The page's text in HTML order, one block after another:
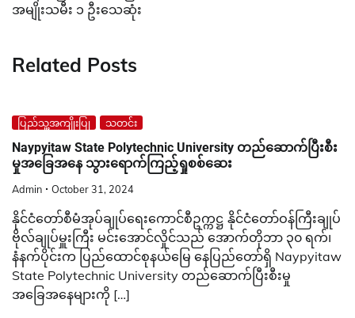
အမျိုးသမီး ၁ ဦးသေဆုံး
Related Posts
ပြည်သူ့အကျိုးပြု သတင်း
Naypyitaw State Polytechnic University တည်ဆောက်ပြီးစီး
မှုအခြေအနေ သွားရောက်ကြည့်ရှုစစ်ဆေး
Admin October 31, 2024
နိုင်ငံတော်စီမံအုပ်ချုပ်ရေးကောင်စီဥက္ကဋ္ဌ နိုင်ငံတော်ဝန်ကြီးချုပ်
ဗိုလ်ချုပ်မှူးကြီး မင်းအောင်လှိုင်သည် အောက်တိုဘာ ၃၀ ရက်၊
နံနက်ပိုင်းက ပြည်ထောင်စုနယ်မြေ နေပြည်တော်ရှိ Naypyitaw
State Polytechnic University တည်ဆောက်ပြီးစီးမှု
အခြေအနေများကို […]